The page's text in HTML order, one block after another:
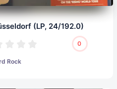
(LP, 24/192.0)
0
Rock